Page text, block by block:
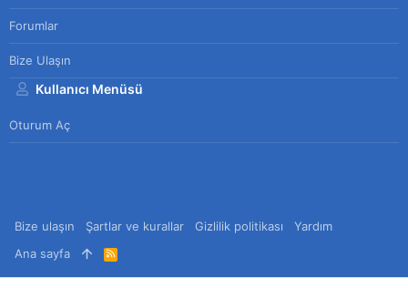
Forumlar
Bize Ulaşın
Kullanıcı Menüsü
Oturum Aç
Bize ulaşın Şartlar ve kurallar Gizlilik politikası
Yardım
Ana sayfa
R
S
S